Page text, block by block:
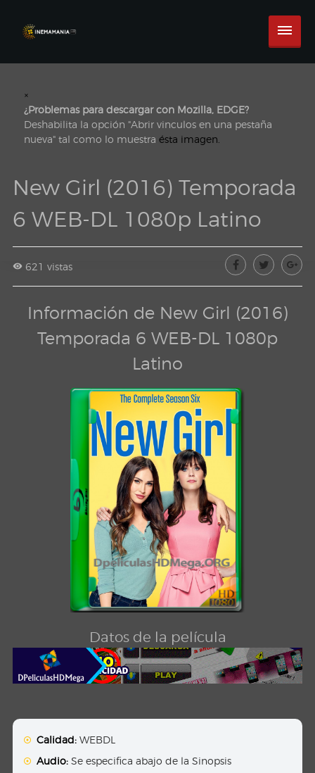
×
¿Problemas para descargar con Mozilla, EDGE?
Deshabilita la opción "Abrir vinculos en una pestaña
nueva" tal como lo muestra ésta imagen.
New Girl (2016) Temporada
6 WEB-DL 1080p Latino
621 vistas
Información de New Girl (2016)
Temporada 6 WEB-DL 1080p
Latino
Datos de la película
Calidad: WEBDL
Audio: Se especifica abajo de la Sinopsis